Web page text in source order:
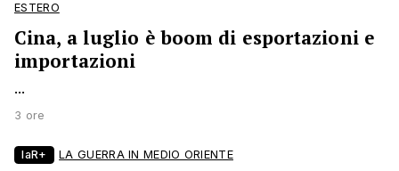
ESTERO
Cina, a luglio è boom di esportazioni e
importazioni
...
3 ore
laR+ LA GUERRA IN MEDIO ORIENTE